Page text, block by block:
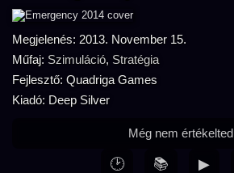
Megjelenés: 2013. November 15.
Műfaj: Szimuláció, Stratégia
Fejlesztő: Quadriga Games
Kiadó: Deep Silver
Még nem értékelted
🕑 📚 ▶